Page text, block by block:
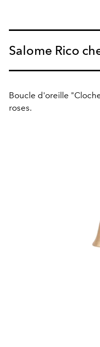
Salome Rico
Boucle d'oreille
roses.